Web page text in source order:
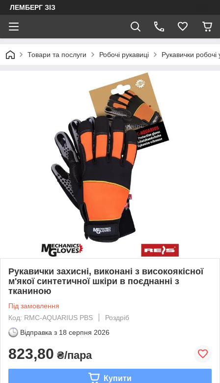
ЛЕМБЕРГ ЗІЗ
Товари та послуги Робочі рукавиці Рукавички робочі
Рукавички захисні, виконані з високоякісної
м'якої синтетичної шкіри в поєднанні з
тканиною
Під замовлення
Код: RMC-AQUARIUS PBS
Роздріб
Відправка з 18 серпня 2026
823,80 ₴/пара
Купити